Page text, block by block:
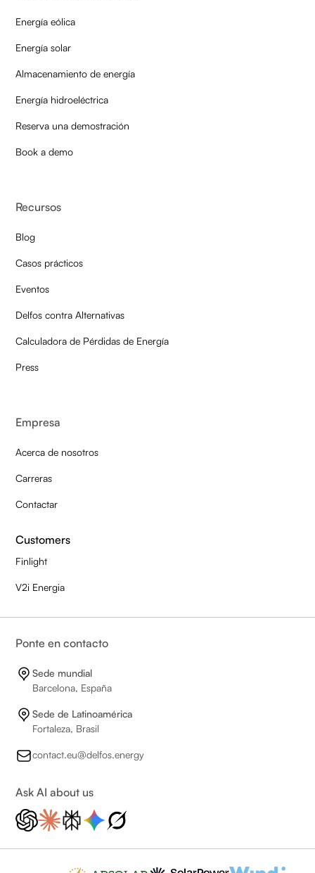
Energía eólica
Energía solar
Almacenamiento de energía
Energía hidroeléctrica
Reserva una demostración
Book a demo
Recursos
Blog
Casos prácticos
Eventos
Delfos contra Alternativas
Calculadora de Pérdidas de Energía
Press
Empresa
Acerca de nosotros
Carreras
Contactar
Customers
Finlight
V2i Energia
Ponte en contacto
Sede mundial
Barcelona, España
Sede de Latinoamérica
Fortaleza, Brasil
contact.eu@delfos.energy
Ask AI about us